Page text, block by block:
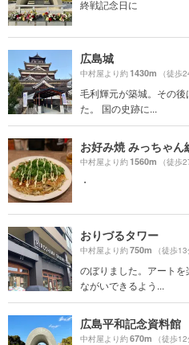
終戦記念日に
広島城
中村屋より約1430m （徒歩
毛利輝元が築城。その
た。 国の史跡に...
お好み焼 みっちゃ
中村屋より約1560m （徒歩
・
おりづるタワー
中村屋より約750m （徒歩13
のぼりました。アート
ながいできるよう...
広島平和記念資料館
中村屋より約670m （徒歩12